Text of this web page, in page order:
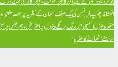
انکشافاتپوپ فرانسس کی یک صنف سماج کے نظریہ پر سخت تنقید،
متحدہ جنرل اسمبلی میں رنگ برنگے بینروں پر اعتراض، ہم جنس
سامنے اٹھانے کا عندیا